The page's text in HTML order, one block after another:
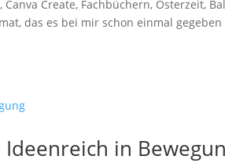
Create, Fachbüchern, Osterzeit,
das es bei mir schon einmal
in